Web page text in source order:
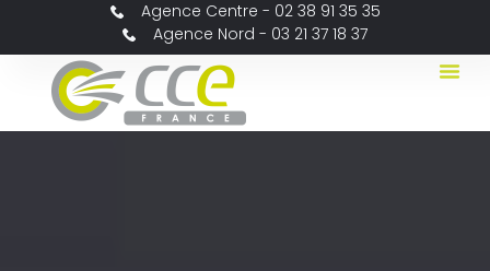
Agence Centre - 02 38 91 35 35
Agence Nord - 03 21 37 18 37